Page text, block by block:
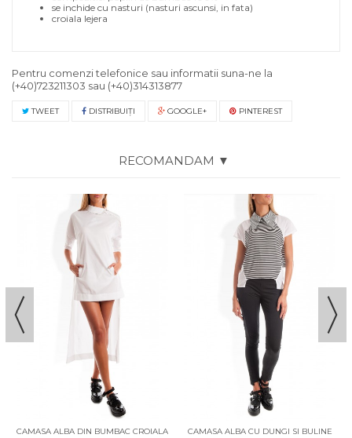
se inchide cu nasturi (nasturi ascunsi, in fata)
croiala lejera
Pentru comenzi telefonice sau informatii suna-ne la
(+40)723211303 sau (+40)314313877
TWEET DISTRIBUIŢI GOOGLE+ PINTEREST
RECOMANDAM ▼
CAMASA ALBA DIN BUMBAC CROIALA
CAMASA ALBA CU DUNGI SI BULINE